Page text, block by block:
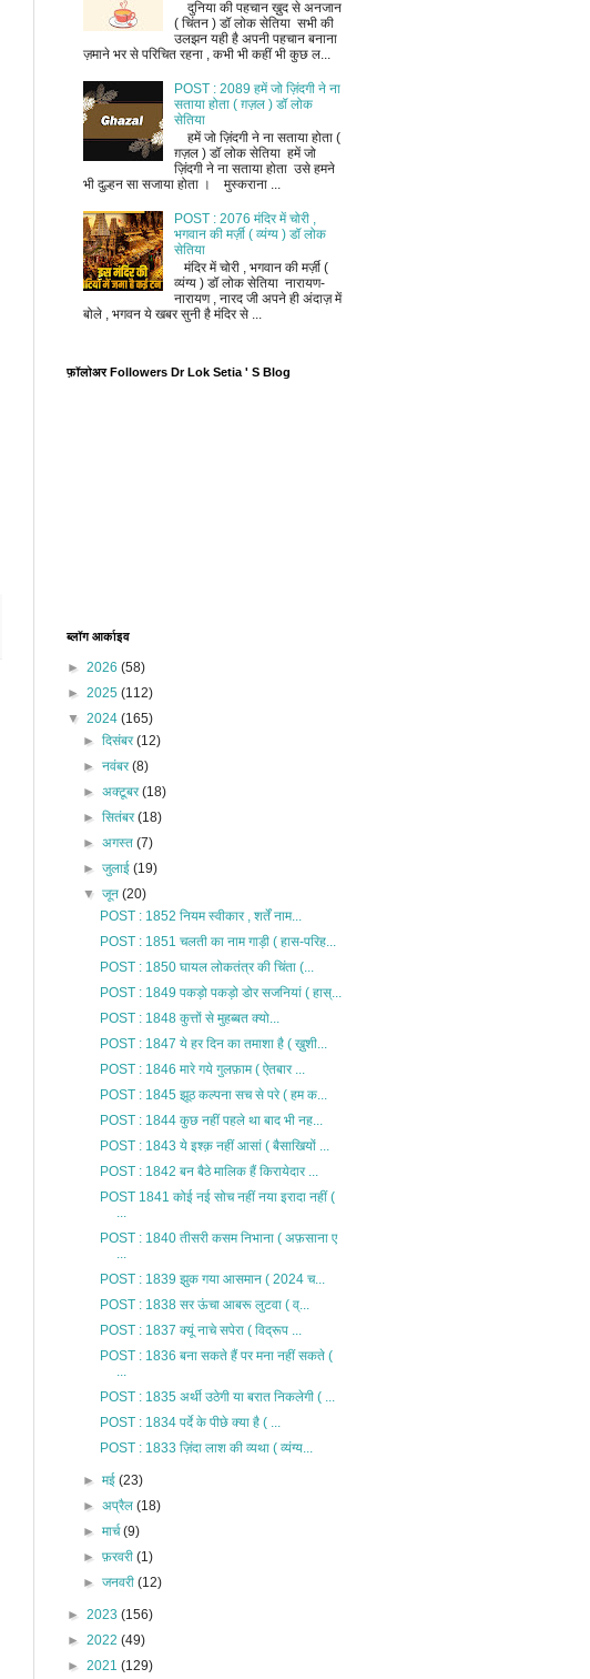
दुनिया की पहचान ख़ुद से अनजान
( चिंतन ) डॉ लोक सेतिया सभी की
उलझन यही है अपनी पहचान बनाना
ज़माने भर से परिचित रहना , कभी भी कहीं भी कुछ ल...
POST : 2089 हमें जो ज़िंदगी ने ना
सताया होता ( ग़ज़ल ) डॉ लोक
सेतिया
हमें जो ज़िंदगी ने ना सताया होता (
ग़ज़ल ) डॉ लोक सेतिया हमें जो
ज़िंदगी ने ना सताया होता उसे हमने
भी दुल्हन सा सजाया होता । मुस्कराना ...
POST : 2076 मंदिर में चोरी ,
भगवान की मर्ज़ी ( व्यंग्य ) डॉ लोक
सेतिया
मंदिर में चोरी , भगवान की मर्ज़ी (
व्यंग्य ) डॉ लोक सेतिया नारायण-
नारायण , नारद जी अपने ही अंदाज़ में
बोले , भगवन ये खबर सुनी है मंदिर से ...
फ़ॉलोअर Followers Dr Lok Setia ' S Blog
ब्लॉग आर्काइव
► 2026 (58)
► 2025 (112)
▼ 2024 (165)
►दिसंबर(12)
►नवंबर(8)
►अक्टूबर(18)
►सितंबर(18)
►अगस्त(7)
►जुलाई(19)
▼जून(20)
POST : 1852 नियम स्वीकार , शर्तें नाम...
POST : 1851 चलती का नाम गाड़ी ( हास-परिह...
POST : 1850 घायल लोकतंत्र की चिंता (...
POST : 1849 पकड़ो पकड़ो डोर सजनियां ( हास्...
POST : 1848 कुत्तों से मुहब्बत क्यो...
POST : 1847 ये हर दिन का तमाशा है ( ख़ुशी...
POST : 1846 मारे गये गुलफ़ाम ( ऐतबार ...
POST : 1845 झूठ कल्पना सच से परे ( हम क...
POST : 1844 कुछ नहीं पहले था बाद भी नह...
POST : 1843 ये इश्क़ नहीं आसां ( बैसाखियों ...
POST : 1842 बन बैठे मालिक हैं किरायेदार ...
POST 1841 कोई नई सोच नहीं नया इरादा नहीं (
POST : 1840 तीसरी कसम निभाना ( अफ़साना ए
POST : 1839 झुक गया आसमान ( 2024 च...
POST : 1838 सर ऊंचा आबरू लुटवा ( व्...
POST : 1837 क्यूं नाचे सपेरा ( विद्रूप ...
POST : 1836 बना सकते हैं पर मना नहीं सकते (
POST : 1835 अर्थी उठेगी या बरात निकलेगी ( ...
POST : 1834 पर्दे के पीछे क्या है ( ...
POST : 1833 ज़िंदा लाश की व्यथा ( व्यंग्य...
►मई(23)
►अप्रैल(18)
►मार्च(9)
►फ़रवरी(1)
►जनवरी(12)
► 2023 (156)
► 2022 (49)
► 2021 (129)